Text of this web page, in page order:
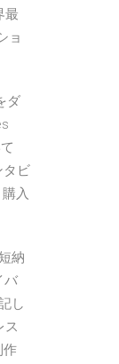
最
ョ
ダ
タビ
入
納
バ
し
ス
作